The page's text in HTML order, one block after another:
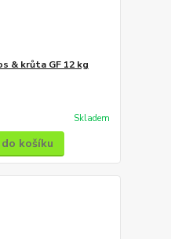
& krůta GF 12 kg
Skladem
košíku